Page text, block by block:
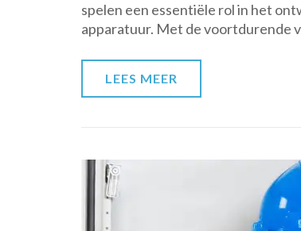
spelen een essentiële rol in het
apparatuur. Met de voortdurende
LEES MEER